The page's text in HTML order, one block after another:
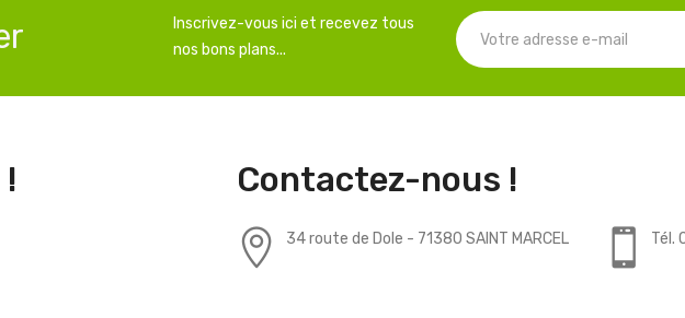
Inscrivez-vous ici et recevez tous
nos bons plans...
Contactez-nous !
34 route de Dole - 71380 SAINT MARCEL Tél.